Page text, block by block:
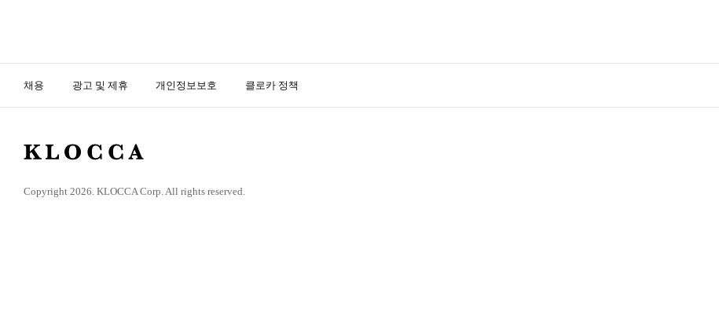
채용 광고 및 제휴 개인정보보호 클로카 정책
K
O
Copyright 2026. KLOCCA Corp. All rights reserved.